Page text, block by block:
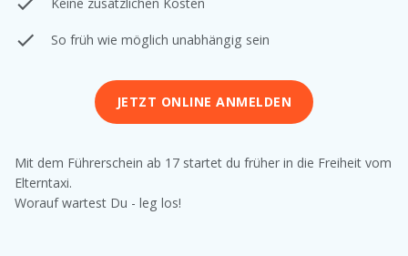
Keine zusätzlichen Kosten
So früh wie möglich unabhängig sein
JETZT ONLINE ANMELDEN
Mit dem Führerschein ab 17 startet du früher in die Freiheit vom
Elterntaxi.
Worauf wartest Du - leg los!